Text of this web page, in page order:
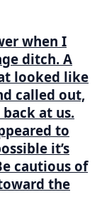
when I
ditch. A
looked like
called out,
at us.
to
it’s
cautious of
the